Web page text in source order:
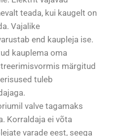
teada, kui kaugelt on
Vajalike
end kaupleja ise.
kauplema oma
märgitud
tuleb
valve tagamaks
Korraldaja ei võta
varade eest, seega